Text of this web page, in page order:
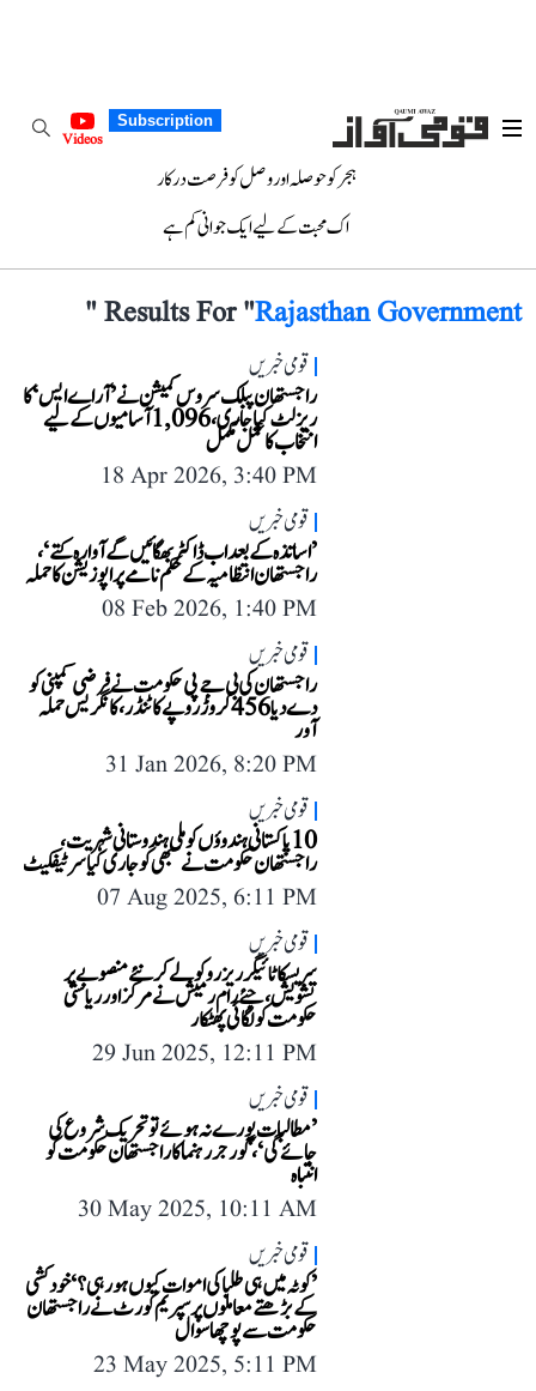
Subscription
Videos
ہجر کو حوصلہ اور وصل کو فرصت درکار
اک محبت کے لیے ایک جوانی کم ہے
Results For "Rajasthan Government
"
قومی خبریں
راجستھان پبلک سروس کمیشن نے ’آر اے ایس‘ کا
ریزلٹ کیا جاری، 1,096 آسامیوں کے لیے
انتخاب کا عمل مکمل
18 Apr 2026, 3:40 PM
قومی خبریں
’اساتذہ کے بعد اب ڈاکٹر بھگائیں گے آوارہ کتے‘،
راجستھان انتظامیہ کے حکم نامے پر اپوزیشن کا حملہ
08 Feb 2026, 1:40 PM
قومی خبریں
راجستھان کی بی جے پی حکومت نے فرضی کمپنی کو
دے دیا 456 کروڑ روپے کا ٹنڈر، کانگریس حملہ
آور
31 Jan 2026, 8:20 PM
قومی خبریں
10 پاکستانی ہندوؤں کو ملی ہندوستانی شہریت،
راجستھان حکومت نے سبھی کو جاری کیا سرٹیفکیٹ
07 Aug 2025, 6:11 PM
قومی خبریں
سریسکا ٹائیگر ریزرو کو لے کر نئے منصوبے پر
تشویش، جئے رام رمیش نے مرکز اور ریاستی
حکومت کو لگائی پھٹکار
29 Jun 2025, 12:11 PM
قومی خبریں
’مطالبات پورے نہ ہوئے تو تحریک شروع کی
جائے گی‘، گورجر رہنما کا راجستھان حکومت کو
انتباہ
30 May 2025, 10:11 AM
قومی خبریں
’کوٹہ میں ہی طلبا کی اموات کیوں ہو رہی؟‘ خودکشی
کے بڑھتے معاملوں پر سپریم کورٹ نے راجستھان
حکومت سے پوچھا سوال
23 May 2025, 5:11 PM